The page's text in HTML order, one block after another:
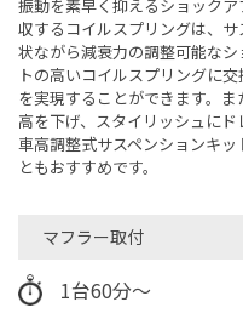
振動を素早く抑えるショック
収するコイルスプリングは、
状ながら減衰力の調整可能な
トの高いコイルスプリングに
を実現することができます。
高を下げ、スタイリッシュに
車高調整式サスペンションキ
ともおすすめです。
マフラー取付
1台60分～